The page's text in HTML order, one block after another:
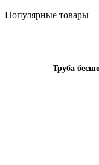
Популярные товары
Труба